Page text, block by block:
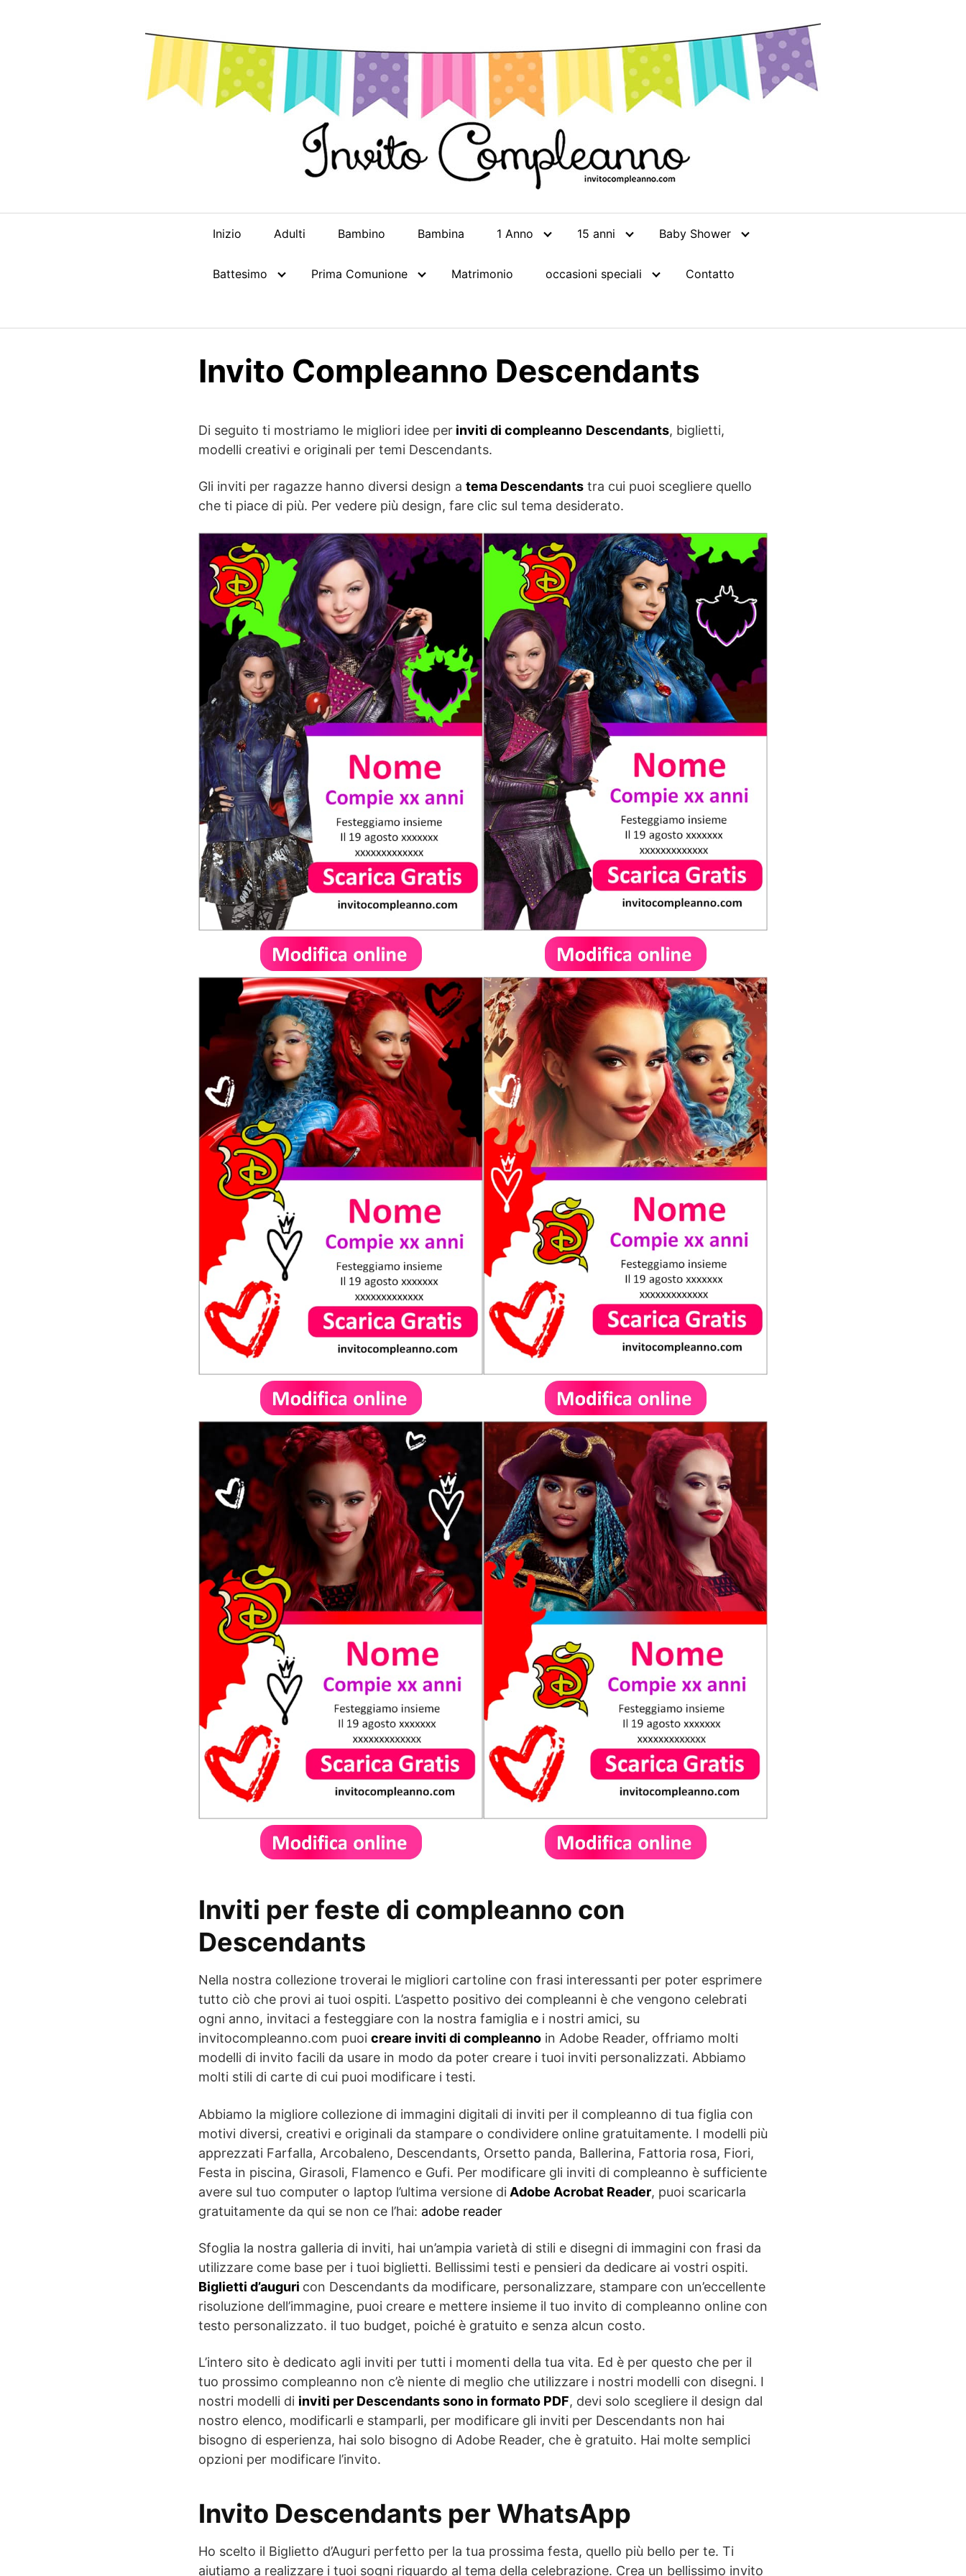
Inizio Adulti Bambino Bambina 1 Anno 15 anni Baby Shower
Battesimo Prima Comunione Matrimonio occasioni speciali Contatto
Invito Compleanno Descendants
Di seguito ti mostriamo le migliori idee per inviti di compleanno Descendants, biglietti,
modelli creativi e originali per temi Descendants.
Gli inviti per ragazze hanno diversi design a tema Descendants tra cui puoi scegliere quello
che ti piace di più. Per vedere più design, fare clic sul tema desiderato.
Inviti per feste di compleanno con
Descendants
Nella nostra collezione troverai le migliori cartoline con frasi interessanti per poter esprimere
tutto ciò che provi ai tuoi ospiti. L’aspetto positivo dei compleanni è che vengono celebrati
ogni anno, invitaci a festeggiare con la nostra famiglia e i nostri amici, su
invitocompleanno.com puoi creare inviti di compleanno in Adobe Reader, offriamo molti
modelli di invito facili da usare in modo da poter creare i tuoi inviti personalizzati. Abbiamo
molti stili di carte di cui puoi modificare i testi.
Abbiamo la migliore collezione di immagini digitali di inviti per il compleanno di tua figlia con
motivi diversi, creativi e originali da stampare o condividere online gratuitamente. I modelli più
apprezzati Farfalla, Arcobaleno, Descendants, Orsetto panda, Ballerina, Fattoria rosa, Fiori,
Festa in piscina, Girasoli, Flamenco e Gufi. Per modificare gli inviti di compleanno è sufficiente
avere sul tuo computer o laptop l’ultima versione di Adobe Acrobat Reader, puoi scaricarla
gratuitamente da qui se non ce l’hai: adobe reader
Sfoglia la nostra galleria di inviti, hai un’ampia varietà di stili e disegni di immagini con frasi da
utilizzare come base per i tuoi biglietti. Bellissimi testi e pensieri da dedicare ai vostri ospiti.
Biglietti d’auguri con Descendants da modificare, personalizzare, stampare con un’eccellente
risoluzione dell’immagine, puoi creare e mettere insieme il tuo invito di compleanno online con
testo personalizzato. il tuo budget, poiché è gratuito e senza alcun costo.
L’intero sito è dedicato agli inviti per tutti i momenti della tua vita. Ed è per questo che per il
tuo prossimo compleanno non c’è niente di meglio che utilizzare i nostri modelli con disegni. I
nostri modelli di inviti per Descendants sono in formato PDF, devi solo scegliere il design dal
nostro elenco, modificarli e stamparli, per modificare gli inviti per Descendants non hai
bisogno di esperienza, hai solo bisogno di Adobe Reader, che è gratuito. Hai molte semplici
opzioni per modificare l’invito.
Invito Descendants per WhatsApp
Ho scelto il Biglietto d’Auguri perfetto per la tua prossima festa, quello più bello per te. Ti
aiutiamo a realizzare i tuoi sogni riguardo al tema della celebrazione. Crea un bellissimo invito